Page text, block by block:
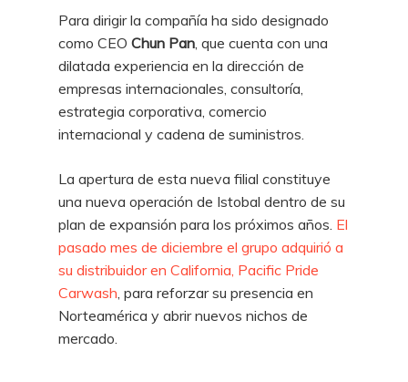
Para dirigir la compañía ha sido designado
como CEO Chun Pan, que cuenta con una
dilatada experiencia en la dirección de
empresas internacionales, consultoría,
estrategia corporativa, comercio
internacional y cadena de suministros.
La apertura de esta nueva filial constituye
una nueva operación de Istobal dentro de su
plan de expansión para los próximos años. El
pasado mes de diciembre el grupo adquirió a
su distribuidor en California, Pacific Pride
Carwash, para reforzar su presencia en
Norteamérica y abrir nuevos nichos de
mercado.